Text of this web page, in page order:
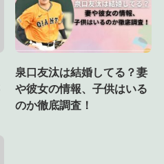
泉口友汰は結婚してる？妻
や彼女の情報、子供はいる
のか徹底調査！